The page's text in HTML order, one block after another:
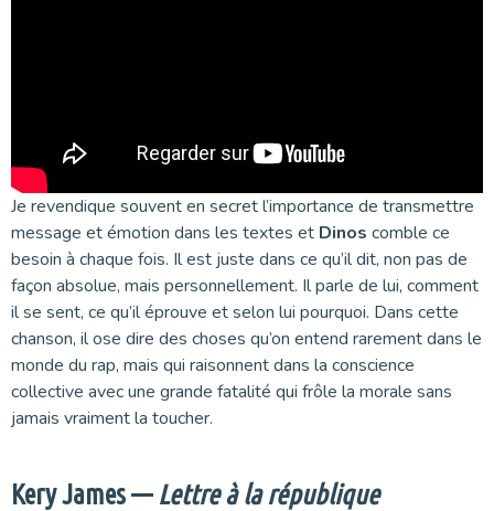
Je revendique souvent en secret l’importance de transmettre
message et émotion dans les textes et Dinos comble ce
besoin à chaque fois. Il est juste dans ce qu’il dit, non pas de
façon absolue, mais personnellement. Il parle de lui, comment
il se sent, ce qu’il éprouve et selon lui pourquoi. Dans cette
chanson, il ose dire des choses qu’on entend rarement dans le
monde du rap, mais qui raisonnent dans la conscience
collective avec une grande fatalité qui frôle la morale sans
jamais vraiment la toucher.
Kery James — Lettre à la république